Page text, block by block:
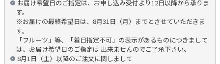
お届け希望日のご指定は、お申し込み受付より12日以降から承りま
す。
※お届けの最終希望日は、8月31日（月）までとさせていただきま
す。
「フルーツ」等、「着日指定不可」の表示があるものにつきまして
は、お届け希望日のご指定は 出来ませんのでご了承下さい。
8月1日（土）以降のご注文に関しまして